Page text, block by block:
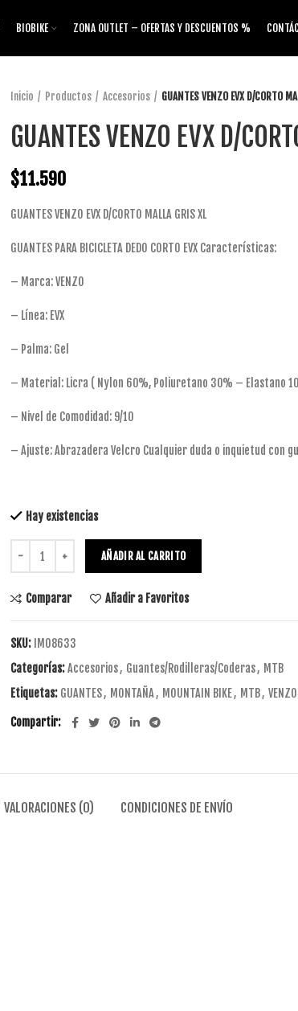
BIOBIKE ZONA OUTLET – OFERTAS Y DESCUENTOS %
Inicio Productos Accesorios GUANTES VENZO EVX D/CORTO
GUANTES VENZO EVX D/
$11.590
GUANTES VENZO EVX D/CORTO MALLA GRIS XL
GUANTES PARA BICICLETA DEDO CORTO EVX Características:
– Marca: VENZO
– Línea: EVX
– Palma: Gel
– Material: Licra ( Nylon 60%, Poliuretano 30% – Elastano
– Nivel de Comodidad: 9/10
– Ajuste: Abrazadera Velcro Cualquier duda o inquietud con
Hay existencias
AÑADIR AL CARRITO
Comparar Añadir a Favoritos
SKU: IM08633
Categorías:Accesorios, Guantes/Rodilleras/Coderas, MTB
Etiquetas: GUANTES, MONTAÑA, MOUNTAIN BIKE, MTB, VENZO
Compartir
VALORACIONES (0) CONDICIONES DE ENVÍO